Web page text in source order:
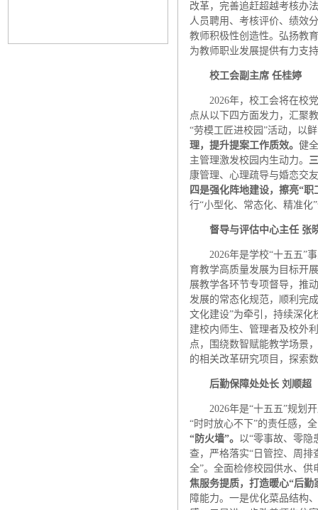
改革，完善追赶超越考核办
人员聘用、考核评价、绩效
教师积极性创造性。弘扬教
为教师职业发展提供有力支
校工会副主席 任桂婷
2026年，校工会将在校
点从以下四方面发力，汇聚
“劳模工匠进校园”活动，以
理，提升提案工作质效。 健
主管理激发校园内生动力。
康管理、心理疏导与婚恋交
四是强化阵地建设，擦亮“职
行“小型化、常态化、精准化
督导与评估中心主任 张
2026年是学校“十五五”
育教学高质量发展为目标开
展教学各环节专项督导，推
发展的常态化规范，顺利完
文化建设”为牵引，持续深化
建校内师生、管理者及校外
点，围绕数智赋能教学场景
的相关改革研究项目，探索
后勤保障处处长 刘顺超
2026年是“十五五”规划
“时时放心不下”的责任感，
“防火墙”。 以“零事故、零隐
查，严格落实“日管控、周排
全”。全面检修校园供水、
焦服务提质，打造暖心“后勤
障能力。一是优化菜品结构